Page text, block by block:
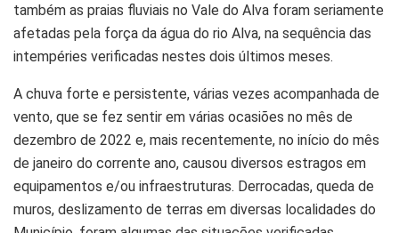
também as praias fluviais no Vale do Alva foram seriamente
afetadas pela força da água do rio Alva, na sequência das
intempéries verificadas nestes dois últimos meses.
A chuva forte e persistente, várias vezes acompanhada de
vento, que se fez sentir em várias ocasiões no mês de
dezembro de 2022 e, mais recentemente, no início do mês
de janeiro do corrente ano, causou diversos estragos em
equipamentos e/ou infraestruturas. Derrocadas, queda de
muros, deslizamento de terras em diversas localidades do